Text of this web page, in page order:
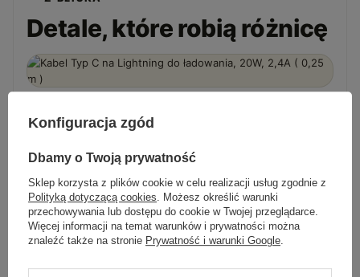
Detale, które robią różnicę
Konfiguracja zgód
Dbamy o Twoją prywatność
Sklep korzysta z plików cookie w celu realizacji usług zgodnie z
Polityką dotyczącą cookies. Możesz określić warunki
przechowywania lub dostępu do cookie w Twojej przeglądarce.
Więcej informacji na temat warunków i prywatności można
znaleźć także na stronie Prywatność i warunki Google.